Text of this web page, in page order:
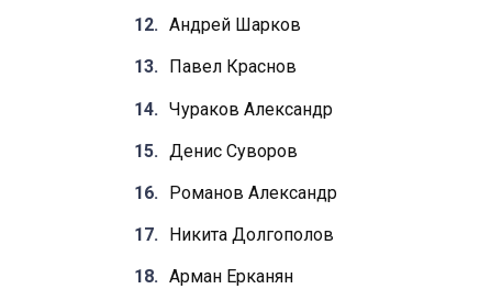
Андрей Шарков
Павел Краснов
Чураков Александр
Денис Суворов
Романов Александр
Никита Долгополов
Арман Ерканян